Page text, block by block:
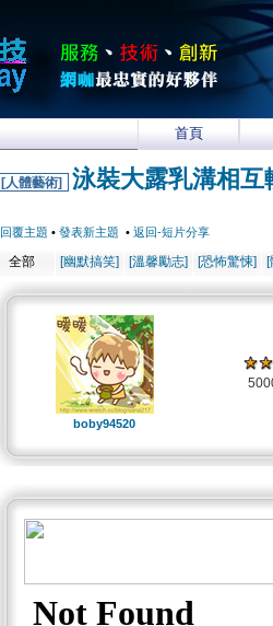
首頁
[人體藝術] 泳裝大露乳溝相互
回覆主題 • 發表新主題 • 返回-短片分享
全部 [幽默搞笑] [溫馨勵志] [恐怖驚悚]
boby94520